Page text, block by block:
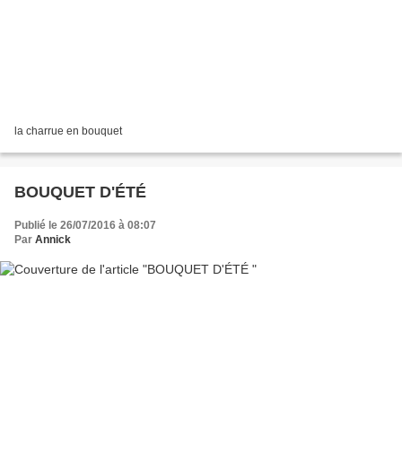
la charrue en bouquet
BOUQUET D'ÉTÉ
Publié le 26/07/2016 à 08:07
Par Annick